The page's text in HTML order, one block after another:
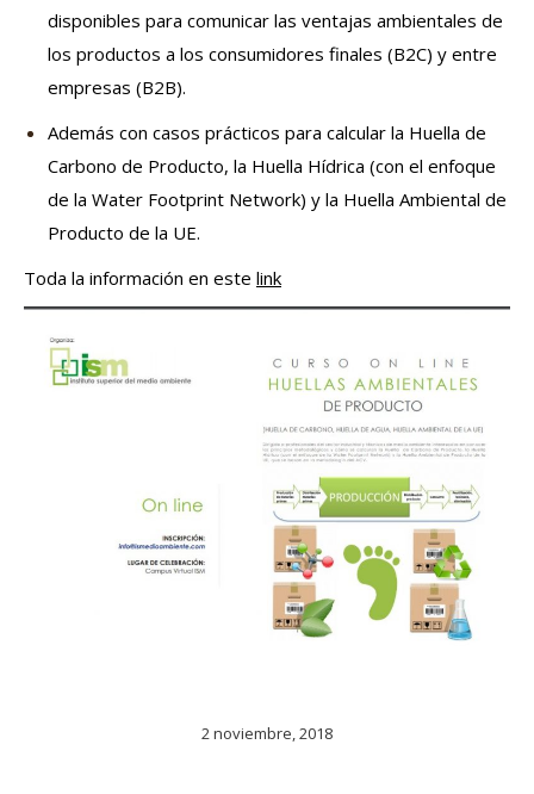
disponibles para comunicar las ventajas ambientales de
los productos a los consumidores finales (B2C) y entre
empresas (B2B).
Además con casos prácticos para calcular la Huella de
Carbono de Producto, la Huella Hídrica (con el enfoque
de la Water Footprint Network) y la Huella Ambiental de
Producto de la UE.
Toda la información en este link
2 noviembre, 2018